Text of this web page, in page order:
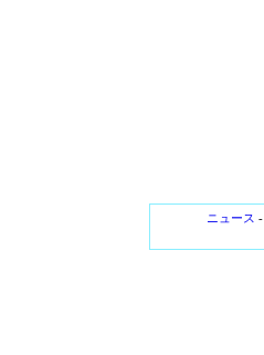
ニュース -